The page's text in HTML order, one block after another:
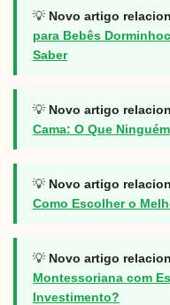
💡 Novo artigo
para Bebês
Saber
💡 Novo artigo
Cama: O Que
💡 Novo artigo
Como Escolher o
💡 Novo artigo
Montessoriana com
Investimento?